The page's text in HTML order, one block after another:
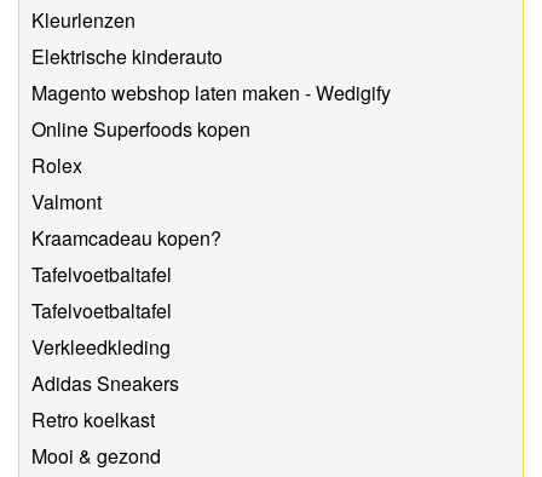
Kleurlenzen
Elektrische kinderauto
Magento webshop laten maken - Wedigify
Online Superfoods kopen
Rolex
Valmont
Kraamcadeau kopen?
Tafelvoetbaltafel
Tafelvoetbaltafel
Verkleedkleding
Adidas Sneakers
Retro koelkast
Mooi & gezond